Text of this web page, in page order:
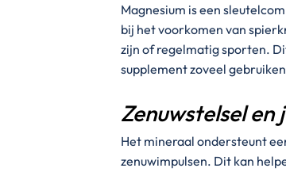
Magnesium is een
bij het voorkomen van
zijn of regelmatig sporten.
supplement zoveel
Zenuwstelsel en
Het mineraal ondersteunt
zenuwimpulsen. Dit kan